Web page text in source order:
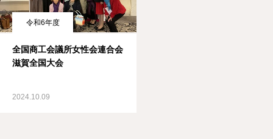
令和6年度
全国商工会議所女性会連合会
滋賀全国大会
2024.10.09